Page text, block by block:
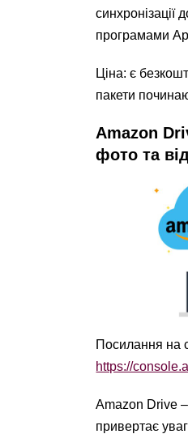
синхронізації
програмами
Ціна: є
пакети
Amazon
фото та
Посилання на
https://
Amazon Drive
привертає